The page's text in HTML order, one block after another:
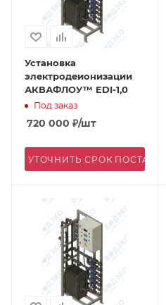
Установка
электродеионизации
АКВАФЛОУ™ EDI-1,0
Под заказ
720 000 ₽/шт
УТОЧНИТЬ СРОК ПОСТАВКИ